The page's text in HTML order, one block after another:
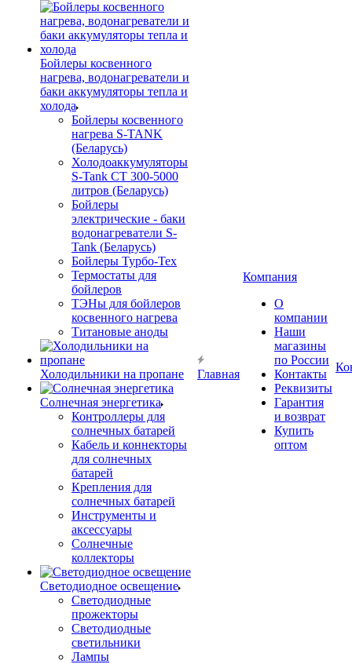
Бойлеры косвенного
нагрева, водонагреватели и
баки аккумуляторы тепла и
холода
Бойлеры косвенного
нагрева S-TANK
(Беларусь)
Холодоаккумуляторы
S-Tank СТ 300-5000
литров (Беларусь)
Бойлеры
электрические - баки
водонагреватели S-
Tank (Беларусь)
Бойлеры Турбо-Тех
Термостаты для
бойлеров
ТЭНы для бойлеров
косвенного нагрева
Титановые аноды
Холодильники на пропане
Солнечная энергетика
Контроллеры для
солнечных батарей
Кабель и коннекторы
для солнечных
батарей
Крепления для
солнечных батарей
Инструменты и
аксессуары
Солнечные
коллекторы
Светодиодное освещение
Светодиодные
прожекторы
Светодиодные
светильники
Лампы
Главная
Компания
О
компании
Наши
магазины
по России
Контакты
Реквизиты
Гарантия
и возврат
Купить
оптом